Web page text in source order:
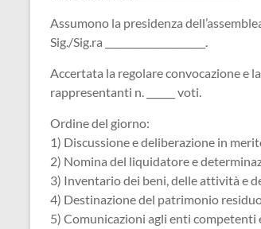
Assumono la presidenza dell’assemblea
Sig./Sig.ra _____________________.
Accertata la regolare convocazione e
rappresentanti n. ______ voti.
Ordine del giorno:
1) Discussione e deliberazione in
2) Nomina del liquidatore e
3) Inventario dei beni, delle attività e
4) Destinazione del patrimonio
5) Comunicazioni agli enti